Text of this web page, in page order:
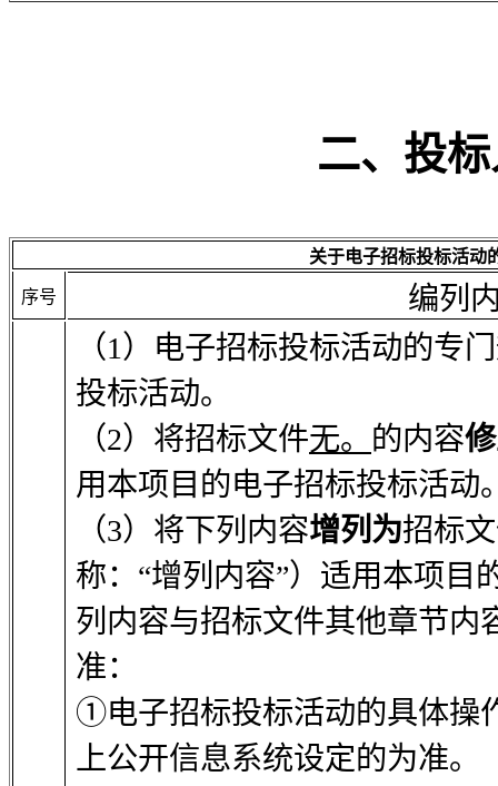
二、投
关于电子招标投标活动
序号 编列
（1）电子招标投标活动的专
投标活动。
（2）将招标文件无。 的内容
用本项目的电子招标投标活动
（3）将下列内容增列为招标
称：“增列内容”）适用本项目
列内容与招标文件其他章节内
准：
①电子招标投标活动的具体操
上公开信息系统设定的为准。